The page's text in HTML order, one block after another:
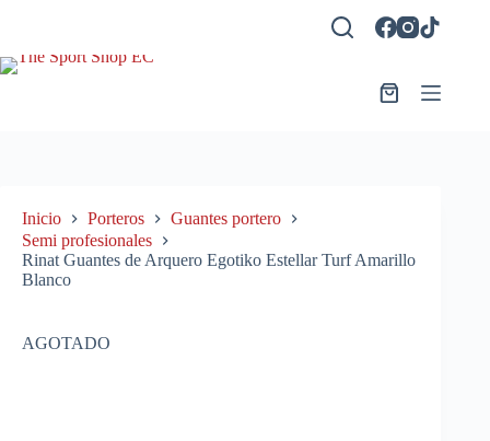
Carro
Inicio Porteros
Guantes portero
Semi profesionales
Rinat Guantes de Arquero Egotiko Estellar Turf Amarillo
Blanco
AGOTADO